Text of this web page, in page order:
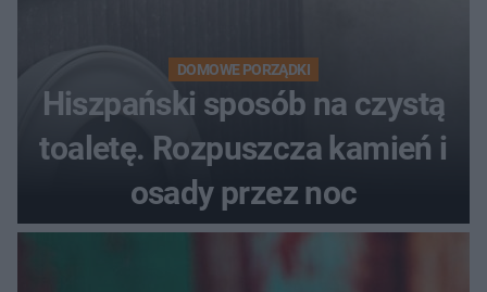
DOMOWE PORZĄDKI
Hiszpański sposób na czystą
toaletę. Rozpuszcza kamień i
osady przez noc